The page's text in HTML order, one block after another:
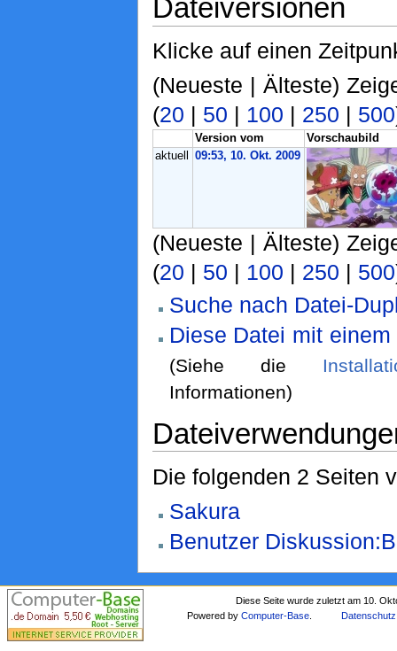
Dateiversionen
Klicke auf einen
(Neueste | Älteste)
(20 | 50 | 100 | 250 | 500
Version vom
Vorschaubild
aktuell
09:53, 10. Okt. 2009
(Neueste | Älteste)
(20 | 50 | 100 | 250 | 500
Suche nach Datei-
Diese Datei mit
(Siehe die
Informationen)
Die folgenden 2 Seiten
Sakura
Benutzer
Diese Seite wurde zuletzt am 10.
Powered byComputer-Base Datenschutz